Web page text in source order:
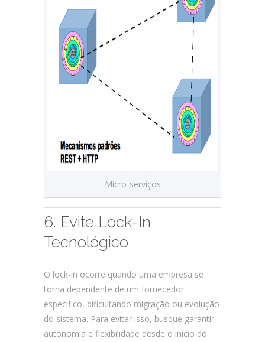
Micro-serviços
6. Evite Lock-In
Tecnológico
O lock-in ocorre quando uma empresa se
torna dependente de um fornecedor
específico, dificultando migração ou evolução
do sistema. Para evitar isso, busque garantir
autonomia e flexibilidade desde o início do